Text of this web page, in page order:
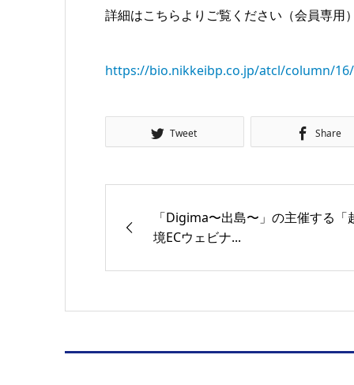
詳細はこちらよりご覧ください（会員専用
https://bio.nikkeibp.co.jp/atcl/column/16/
Tweet Share
「Digima〜出島〜」の主催する「
境ECウェビナ...